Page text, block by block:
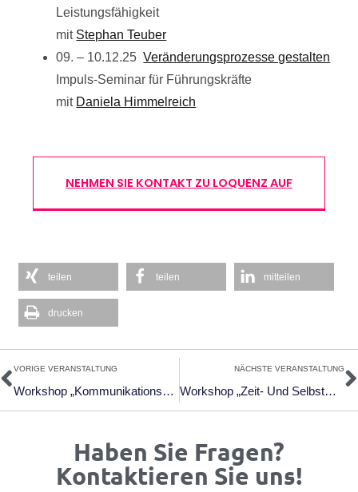
Leistungsfähigkeit
mit Stephan Teuber
09. – 10.12.25Veränderungsprozesse gestalten
Impuls-Seminar für Führungskräfte
mit Daniela Himmelreich
NEHMEN SIE KONTAKT ZU LOQUENZ AUF
teilen teilen mitteilen
drucken
Zurück
VORIGE VERANSTALTUNG
Workshop „Kommunikationskultur Im Betrieb“; 10. & 11.11.25, Thomas-Morus-Akademie Bensberg
NÄCHSTE VERANSTALTUNG
Workshop „Zeit- Und Selbstmanagement – Zeit Effizient Und Effektiv Nutzen Im Guten Umgang Mit Der Eigenen Persönlichkeit Und Leistungsfähigkeit“; 24.11. & 25.11.2025; Thomas-Morus-Akademie Bensberg
Haben Sie Fragen?
Kontaktieren Sie uns!